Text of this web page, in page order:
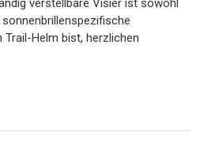
verstellbare Visier ist sowohl
Helm bist, herzlichen